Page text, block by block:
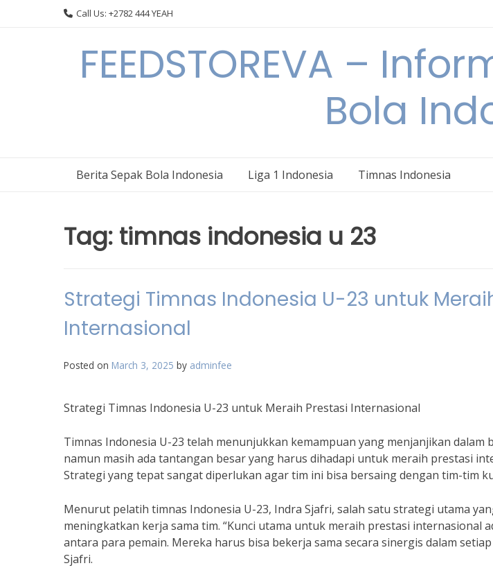
Call Us: +2782 444 YEAH
FEEDSTOREVA –
Bola
Berita Sepak Bola Indonesia Liga 1 Indonesia Timnas Indonesia
Tag: timnas indonesia u 23
Strategi Timnas Indonesia U-23 untuk
Internasional
Posted on March 3, 2025 by adminfee
Strategi Timnas Indonesia U-23 untuk Meraih Prestasi Internasional
Timnas Indonesia U-23 telah menunjukkan kemampuan yang menjanjikan dalam
namun masih ada tantangan besar yang harus dihadapi untuk meraih prestasi
Strategi yang tepat sangat diperlukan agar tim ini bisa bersaing dengan tim-tim
Menurut pelatih timnas Indonesia U-23, Indra Sjafri, salah satu strategi utama
meningkatkan kerja sama tim. “Kunci utama untuk meraih prestasi internasional
antara para pemain. Mereka harus bisa bekerja sama secara sinergis dalam
Sjafri.